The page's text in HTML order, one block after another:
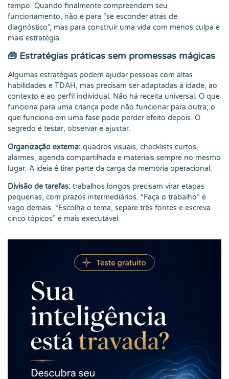
tempo. Quando finalmente compreendem seu
funcionamento, não é para “se esconder atrás de
diagnóstico”, mas para construir uma vida com menos culpa e
mais estratégia.
🧰 Estratégias práticas sem promessas mágicas
Algumas estratégias podem ajudar pessoas com altas
habilidades e TDAH, mas precisam ser adaptadas à idade, ao
contexto e ao perfil individual. Não há receita universal. O que
funciona para uma criança pode não funcionar para outra; o
que funciona em uma fase pode perder efeito depois. O
segredo é testar, observar e ajustar.
Organização externa: quadros visuais, checklists curtos,
alarmes, agenda compartilhada e materiais sempre no mesmo
lugar. A ideia é tirar parte da carga da memória operacional.
Divisão de tarefas: trabalhos longos precisam virar etapas
pequenas, com prazos intermediários. “Faça o trabalho” é
vago demais. “Escolha o tema, separe três fontes e escreva
cinco tópicos” é mais executável.